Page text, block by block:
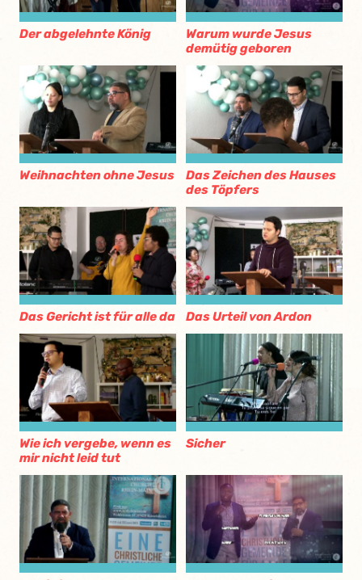
Der abgelehnte König
Warum wurde Jesus
demütig geboren
Weihnachten ohne Jesus
Das Zeichen des Hauses
des Töpfers
Das Gericht ist für alle da Das Urteil von Ardon
Wie ich vergebe, wenn es
mir nicht leid tut
Sicher